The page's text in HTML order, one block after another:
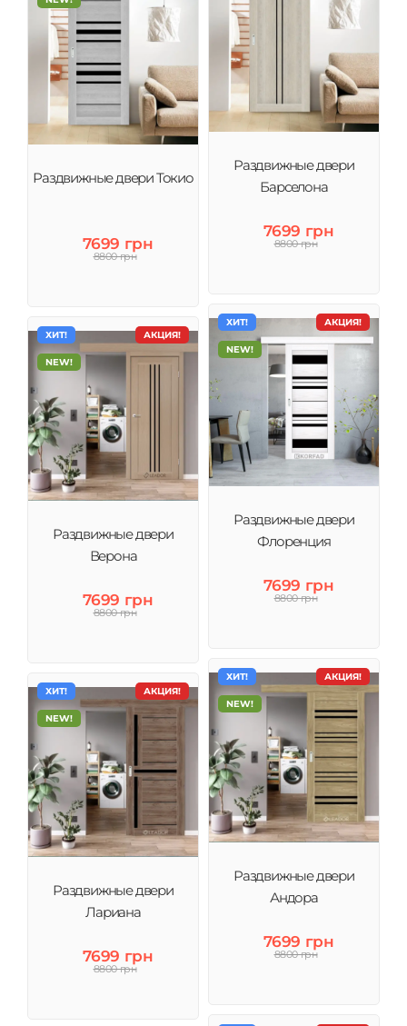
Раздвижные двери
Барселона
7699 грн
8800 грн
Раздвижные двери Токио
7699 грн
8800 грн
АКЦИЯ!
ХИТ!
NEW!
Раздвижные двери
Флоренция
7699 грн
8800 грн
АКЦИЯ!
ХИТ!
NEW!
Раздвижные двери
Верона
7699 грн
8800 грн
АКЦИЯ!
ХИТ!
NEW!
Раздвижные двери
Андора
7699 грн
8800 грн
АКЦИЯ!
ХИТ!
NEW!
Раздвижные двери
Лариана
7699 грн
8800 грн